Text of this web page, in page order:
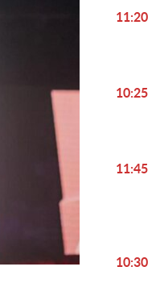
11:20
10:25
11:45
10:30